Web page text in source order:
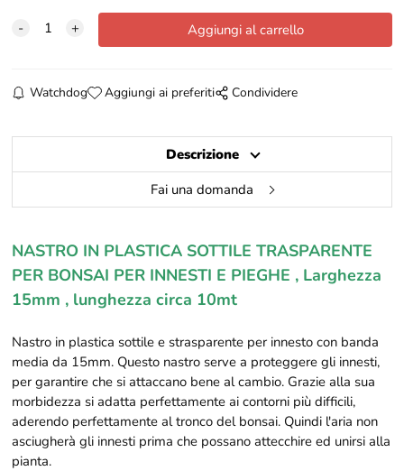
Watchdog Aggiungi ai preferiti Condividere
Descrizione
Fai una domanda
NASTRO IN PLASTICA SOTTILE TRASPARENTE
PER BONSAI PER INNESTI E PIEGHE , Larghezza
15mm , lunghezza circa 10mt
Nastro in plastica sottile e strasparente per innesto con banda
media da 15mm. Questo nastro serve a proteggere gli innesti,
per garantire che si attaccano bene al cambio. Grazie alla sua
morbidezza si adatta perfettamente ai contorni più difficili,
aderendo perfettamente al tronco del bonsai. Quindi l'aria non
asciugherà gli innesti prima che possano attecchire ed unirsi alla
pianta.